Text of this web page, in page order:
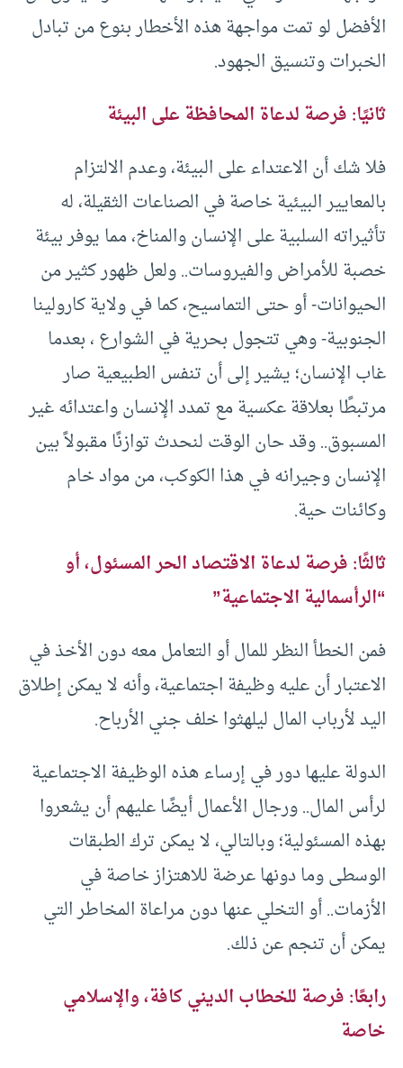
الأفضل لو تمت مواجهة هذه الأخطار بنوع من تبادل
الخبرات وتنسيق الجهود.
ثانيًا: فرصة لدعاةالمحافظة على البيئة
فلا شك أن الاعتداء على البيئة، وعدم الالتزام
بالمعايير البيئية خاصة في الصناعات الثقيلة، له
تأثيراته السلبية على الإنسان والمناخ، مما يوفر بيئة
خصبة للأمراض والفيروسات.. ولعل ظهور كثير من
الحيوانات- أو حتى التماسيح، كما في ولاية كارولينا
الجنوبية- وهي تتجول بحرية في الشوارع ، بعدما
غاب الإنسان؛ يشير إلى أن تنفس الطبيعية صار
مرتبطًا بعلاقة عكسية مع تمدد الإنسان واعتدائه غير
المسبوق.. وقد حان الوقت لنحدث توازنًا مقبولاً بين
الإنسان وجيرانه في هذا الكوكب، من مواد خام
وكائنات حية.
ثالثًا: فرصة لدعاة الاقتصاد الحر المسئول، أو
“الرأسماليةالاجتماعية”
فمن الخطأ النظر للمال أو التعامل معه دون الأخذ في
الاعتبار أن عليه وظيفة اجتماعية، وأنه لا يمكن إطلاق
اليد لأرباب المال ليلهثوا خلف جني الأرباح.
الدولة عليها دور في إرساء هذه الوظيفة الاجتماعية
لرأس المال.. ورجال الأعمال أيضًا عليهم أن يشعروا
بهذه المسئولية؛ وبالتالي، لا يمكن ترك الطبقات
الوسطى وما دونها عرضة للاهتزاز خاصة في
الأزمات.. أو التخلي عنها دون مراعاة المخاطر التي
يمكن أن تنجم عن ذلك.
رابعًا: فرصة للخطاب الديني كافة، والإسلامي
خاصة